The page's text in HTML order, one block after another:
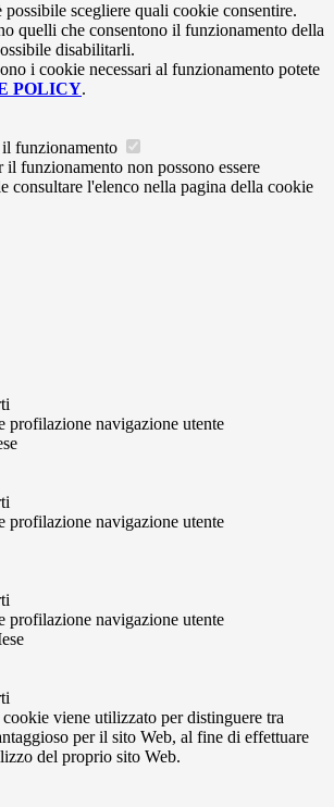
possibile scegliere quali cookie consentire.
quelli che consentono il funzionamento della
disabilitarli.
i cookie necessari al funzionamento potete
POLICY.
funzionamento
il funzionamento non possono essere
consultare l'elenco nella pagina della cookie
profilazione navigazione utente
profilazione navigazione utente
profilazione navigazione utente
cookie viene utilizzato per distinguere tra
per il sito Web, al fine di effettuare
del proprio sito Web.